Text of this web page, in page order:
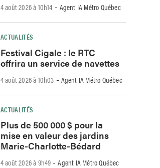
4 août 2026 à 10h14 -Agent IA Métro Québec
ACTUALITÉS
Festival Cigale : le RTC
offrira un service de navettes
4 août 2026 à 10h03 -Agent IA Métro Québec
ACTUALITÉS
Plus de 500 000 $ pour la
mise en valeur des jardins
Marie-Charlotte-Bédard
4 août 2026 à 9h49 -Agent IA Métro Québec